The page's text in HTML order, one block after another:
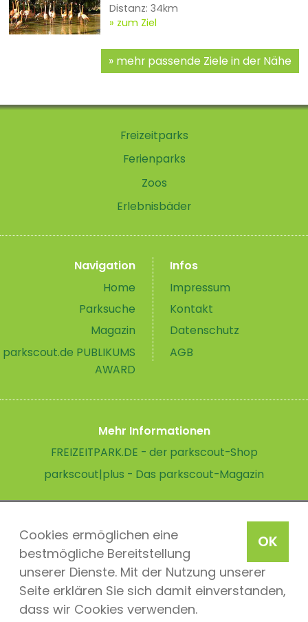
OK
Cookies ermöglichen eine
bestmögliche Bereitstellung
unserer Dienste. Mit der Nutzung unserer
Seite erklären Sie sich damit einverstanden,
dass wir Cookies verwenden.
Distanz: 34km
zum Ziel
mehr passende Ziele in der Nähe
Freizeitparks
Ferienparks
Zoos
Erlebnisbäder
Navigation
Home
Parksuche
Magazin
parkscout.de PUBLIKUMS
AWARD
Infos
Impressum
Kontakt
Datenschutz
AGB
Mehr Informationen
FREIZEITPARK.DE - der parkscout-Shop
parkscout|plus - Das parkscout-Magazin